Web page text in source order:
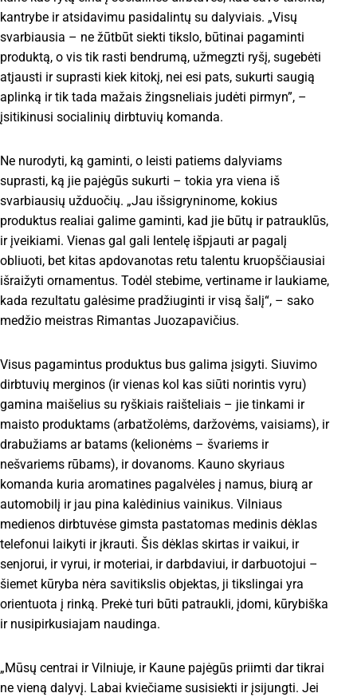
kantrybe ir atsidavimu pasidalintų su dalyviais. „Visų
svarbiausia – ne žūtbūt siekti tikslo, būtinai pagaminti
produktą, o vis tik rasti bendrumą, užmegzti ryšį, sugebėti
atjausti ir suprasti kiek kitokį, nei esi pats, sukurti saugią
aplinką ir tik tada mažais žingsneliais judėti pirmyn”, –
įsitikinusi socialinių dirbtuvių komanda.
Ne nurodyti, ką gaminti, o leisti patiems dalyviams
suprasti, ką jie pajėgūs sukurti – tokia yra viena iš
svarbiausių užduočių. „Jau išsigryninome, kokius
produktus realiai galime gaminti, kad jie būtų ir patrauklūs,
ir įveikiami. Vienas gal gali lentelę išpjauti ar pagalį
obliuoti, bet kitas apdovanotas retu talentu kruopščiausiai
išraižyti ornamentus. Todėl stebime, vertiname ir laukiame,
kada rezultatu galėsime pradžiuginti ir visą šalį“, – sako
medžio meistras Rimantas Juozapavičius.
Visus pagamintus produktus bus galima įsigyti. Siuvimo
dirbtuvių merginos (ir vienas kol kas siūti norintis vyru)
gamina maišelius su ryškiais raišteliais – jie tinkami ir
maisto produktams (arbatžolėms, daržovėms, vaisiams), ir
drabužiams ar batams (kelionėms – švariems ir
nešvariems rūbams), ir dovanoms. Kauno skyriaus
komanda kuria aromatines pagalvėles į namus, biurą ar
automobilį ir jau pina kalėdinius vainikus. Vilniaus
medienos dirbtuvėse gimsta pastatomas medinis dėklas
telefonui laikyti ir įkrauti. Šis dėklas skirtas ir vaikui, ir
senjorui, ir vyrui, ir moteriai, ir darbdaviui, ir darbuotojui –
šiemet kūryba nėra savitikslis objektas, ji tikslingai yra
orientuota į rinką. Prekė turi būti patraukli, įdomi, kūrybiška
ir nusipirkusiajam naudinga.
„Mūsų centrai ir Vilniuje, ir Kaune pajėgūs priimti dar tikrai
ne vieną dalyvį. Labai kviečiame susisiekti ir įsijungti. Jei